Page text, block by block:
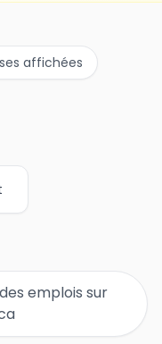
affichées
emplois sur